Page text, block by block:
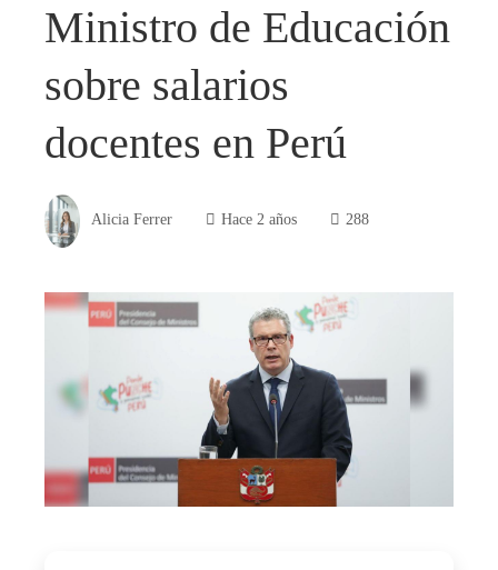
Ministro de Educación
sobre salarios
docentes en Perú
Alicia Ferrer Hace 2 años 288